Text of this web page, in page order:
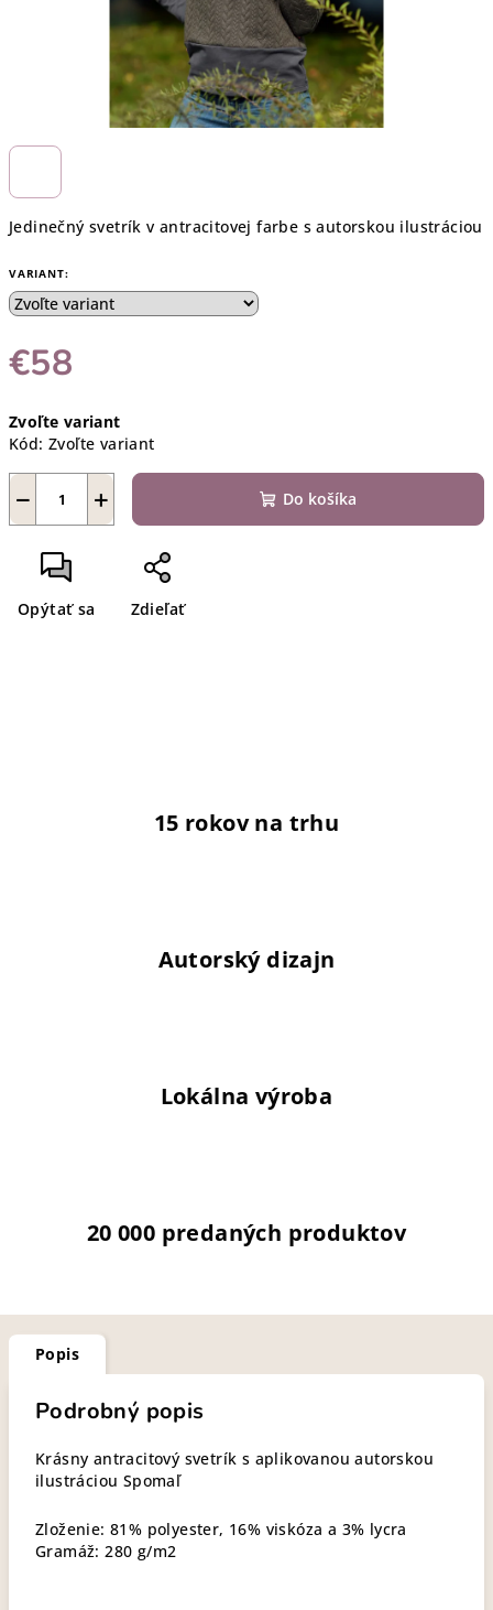
Jedinečný svetrík v antracitovej farbe s autorskou ilustráciou
VARIANT:
€58
cena:
Zvoľte variant
Kód: Zvoľte variant
+
− Do košíka
Opýtať sa Zdieľať
15 rokov na trhu
Autorský dizajn
Lokálna výroba
20 000 predaných produktov
Popis
Podrobný popis
Krásny antracitový svetrík s aplikovanou autorskou
ilustráciou Spomaľ
Zloženie: 81% polyester, 16% viskóza a 3% lycra
Gramáž: 280 g/m2